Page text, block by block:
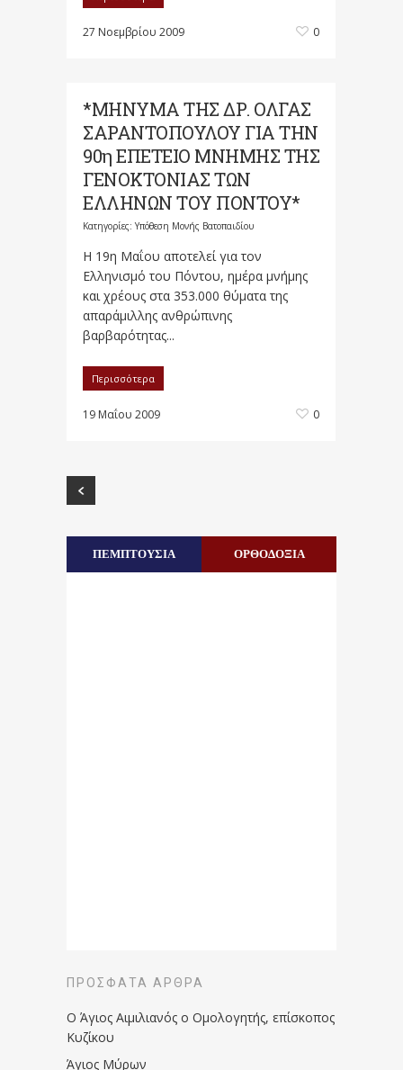
27 Νοεμβρίου 2009 0
*ΜΗΝΥΜΑ ΤΗΣ ΔΡ. ΟΛΓΑΣ
ΣΑΡΑΝΤΟΠΟΥΛΟΥ ΓΙΑ ΤΗΝ
90η ΕΠΕΤΕΙΟ ΜΝΗΜΗΣ ΤΗΣ
ΓΕΝΟΚΤΟΝΙΑΣ ΤΩΝ
ΕΛΛΗΝΩΝ ΤΟΥ ΠΟΝΤΟΥ*
Κατηγορίες: Υπόθεση Μονής Βατοπαιδίου
Η 19η Μαΐου αποτελεί για τον
Ελληνισμό του Πόντου, ημέρα μνήμης
και χρέους στα 353.000 θύματα της
απαράμιλλης ανθρώπινης
βαρβαρότητας...
Περισσότερα
19 Μαΐου 2009 0
ΠΕΜΠΤΟΥΣΙΑ ΟΡΘΟΔΟΞΙΑ
ΠΡΌΣΦΑΤΑ ΆΡΘΡΑ
Ο Άγιος Αιμιλιανός ο Ομολογητής, επίσκοπος
Κυζίκου
Άγιος Μύρων